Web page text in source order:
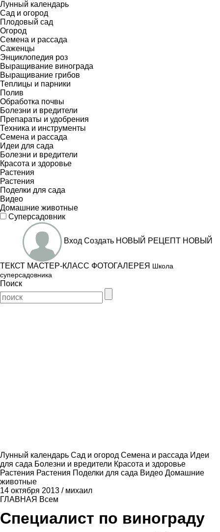
Лунный календарь
Сад и огород
Плодовый сад
Огород
Семена и рассада
Саженцы
Энциклопедия роз
Выращивание винограда
Выращивание грибов
Теплицы и парники
Полив
Обработка почвы
Болезни и вредители
Препараты и удобрения
Техника и инструменты
Семена и рассада
Идеи для сада
Болезни и вредители
Красота и здоровье
Растения
Растения
Поделки для сада
Видео
Домашние животные
Суперсадовник
Вход Создать НОВЫЙ РЕЦЕПТ НОВЫЙ
ТЕКСТ МАСТЕР-КЛАСС ФОТОГАЛЕРЕЯ Школа
суперсадовника
Поиск
Лунный календарь Сад и огород Семена и рассада Идеи
для сада Болезни и вредители Красота и здоровье
Растения Растения Поделки для сада Видео Домашние
животные
14 октября 2013 / михаил
ГЛАВНАЯ Всем
Специалист по винограду